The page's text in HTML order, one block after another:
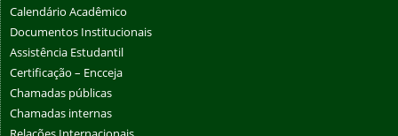
Calendário Acadêmico
Documentos Institucionais
Assistência Estudantil
Certificação – Encceja
Chamadas públicas
Chamadas internas